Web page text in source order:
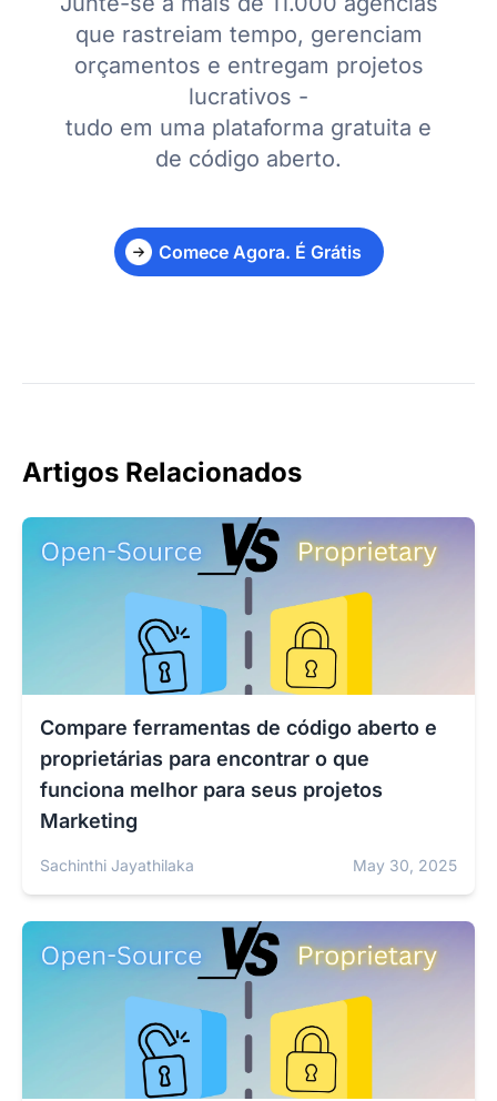
que rastreiam tempo, gerenciam
orçamentos e entregam projetos
lucrativos -
tudo em uma plataforma gratuita e
de código aberto.
Comece Agora. É Grátis
Artigos Relacionados
Compare ferramentas de código aberto e
proprietárias para encontrar o que
funciona melhor para seus projetos
Marketing
Sachinthi Jayathilaka May 30, 2025